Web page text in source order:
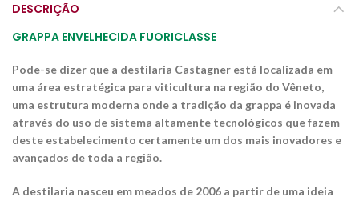
DESCRIÇÃO
GRAPPA ENVELHECIDA FUORICLASSE
Pode-se dizer que a destilaria Castagner está localizada em
uma área estratégica para viticultura na região do Vêneto,
uma estrutura moderna onde a tradição da grappa é inovada
através do uso de sistema altamente tecnológicos que fazem
deste estabelecimento certamente um dos mais inovadores e
avançados de toda a região.
A destilaria nasceu em meados de 2006 a partir de uma ideia